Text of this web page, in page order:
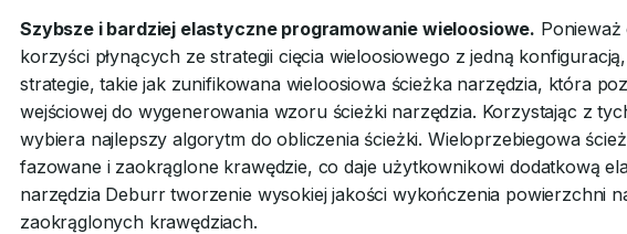
Szybsze i bardziej elastyczne programowanie wieloosiowe. Ponieważ
korzyści płynących ze strategii cięcia wieloosiowego z jedną
strategie, takie jak zunifikowana wieloosiowa ścieżka narzędzia, która
wejściowej do wygenerowania wzoru ścieżki narzędzia. Korzystając z
wybiera najlepszy algorytm do obliczenia ścieżki. Wieloprzebiegowa
fazowane i zaokrąglone krawędzie, co daje użytkownikowi dodatkową
narzędzia Deburr tworzenie wysokiej jakości wykończenia powierzchni
zaokrąglonych krawędziach.